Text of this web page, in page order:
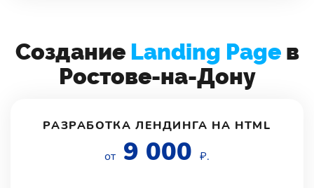
Создание Landing Pageв
Ростове-на-Дону
РАЗРАБОТКА ЛЕНДИНГА НА HTML
от 9 000 ₽.